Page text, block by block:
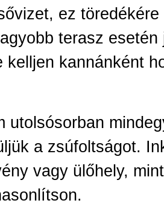
ez
terasz
kelljen kannánként
utolsósorban
a zsúfoltságot.
vagy ülőhely,